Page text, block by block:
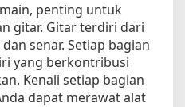
penting untuk
gitar. Gitar terdiri dari
senar. Setiap bagian
yang berkontribusi
Kenali setiap bagian
dapat merawat alat